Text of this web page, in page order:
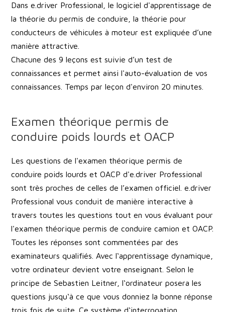
Dans e.driver Professional, le logiciel d'apprentissage de
la théorie du permis de conduire, la théorie pour
conducteurs de véhicules à moteur est expliquée d’une
manière attractive.
Chacune des 9 leçons est suivie d’un test de
connaissances et permet ainsi l'auto-évaluation de vos
connaissances. Temps par leçon d'environ 20 minutes.
Examen théorique permis de
conduire poids lourds et OACP
Les questions de l'examen théorique permis de
conduire poids lourds et OACP d'e.driver Professional
sont très proches de celles de l’examen officiel. e.driver
Professional vous conduit de manière interactive à
travers toutes les questions tout en vous évaluant pour
l'examen théorique permis de conduire camion et OACP.
Toutes les réponses sont commentées par des
examinateurs qualifiés. Avec l‘apprentissage dynamique,
votre ordinateur devient votre enseignant. Selon le
principe de Sebastien Leitner, l‘ordinateur posera les
questions jusqu‘à ce que vous donniez la bonne réponse
trois fois de suite. Ce système d‘interrogation